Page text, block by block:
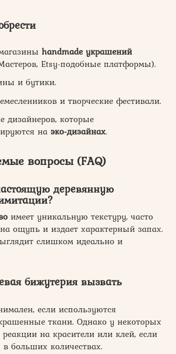
handmade украшений
Etsy-подобные платформы).
и бутики.
и творческие фестивали.
дизайнеров, которые
на эко-дизайнах.
вопросы (FAQ)
деревянную
имеет уникальную текстуру, часто
ощупь и издает характерный запах.
слишком идеально и
бижутерия вызвать
если используются
ткани. Однако у некоторых
на красители или клей, если
больших количествах.